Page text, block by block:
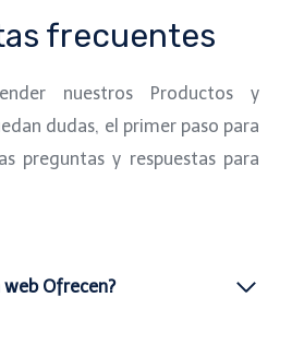
frecuentes
nuestros Productos y
dudas, el primer paso para
preguntas y respuestas para
¿Qué Tipo de Página web Ofrecen?